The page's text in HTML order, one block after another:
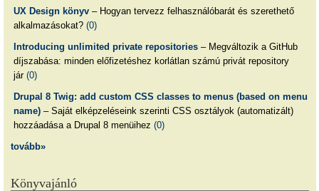
UX Design könyv– Hogyan tervezz felhasználóbarát és szerethető
alkalmazásokat? (0)
Introducing unlimited private repositories– Megváltozik a GitHub
díjszabása: minden előfizetéshez korlátlan számú privát repository
jár (0)
Drupal 8 Twig: add custom CSS classes to menus (based on menu
name)– Saját elképzeléseink szerinti CSS osztályok (automatizált)
hozzáadása a Drupal 8 menüihez (0)
tovább»
Könyvajánló